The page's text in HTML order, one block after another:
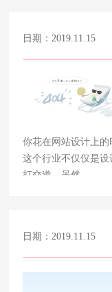
日期：2019.11.15
你花在网站设计上
这个行业不仅仅是
打交道，虽然……
日期：2019.11.15